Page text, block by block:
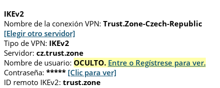
IKEv2
Nombre de la conexión VPN: Trust.Zone-Czech-Republic
[Elegir otro servidor]
Tipo de VPN: IKEv2
Servidor: cz.trust.zone
Nombre de usuario: OCULTO. Entre o Regístrese para ver.
Contraseña: ***** [Clic para ver]
ID remoto IKEv2: trust.zone